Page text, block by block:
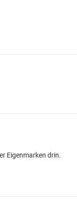
Eigenmarken drin.